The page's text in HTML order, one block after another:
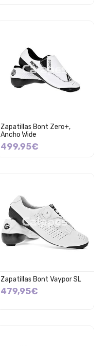
Zapatillas Bont Zero+,
Ancho Wide
499,95€
Zapatillas Bont Vaypor SL
479,95€